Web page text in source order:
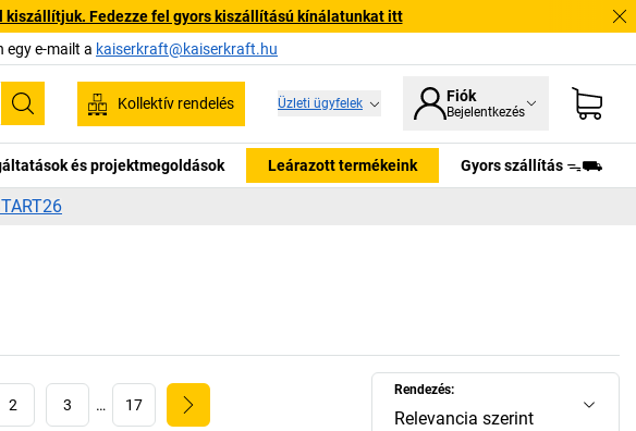
kiszállítjuk. Fedezze fel gyors kiszállítású kínálatunkat itt
egy e-mailt a kaiserkraft@kaiserkraft.hu
Keresés
Kollektív rendelés Üzleti ügyfelek Fiók
Bejelentkezés
és projektmegoldások Leárazott termékeink Gyors szállítás ᯓ⛟
Rendezés:
Relevancia szerint
2 3 … 17